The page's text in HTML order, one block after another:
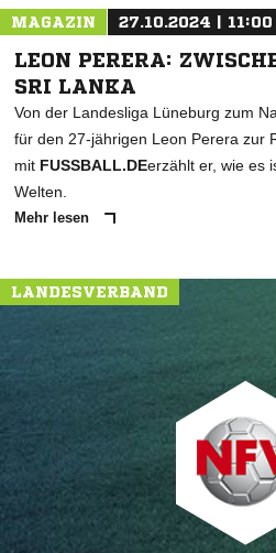
MAGAZIN 27.10.2024 | 11:00
LEON PERERA:
SRI LANKA
Von der Landesliga Lüneburg zum
für den 27-jährigen Leon Perera zur
mit FUSSBALL.DEerzählt er, wie es
Welten.
Mehr lesen
LANDESVERBAND